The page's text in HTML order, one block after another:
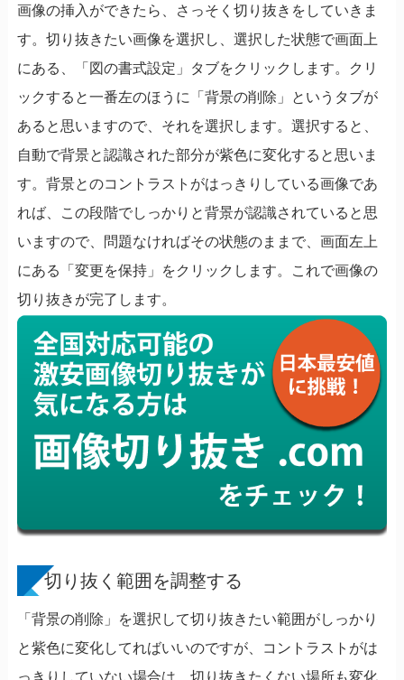
画像の挿入ができたら、さっそく切り抜きをしていきま
す。切り抜きたい画像を選択し、選択した状態で画面上
にある、「図の書式設定」タブをクリックします。クリ
ックすると一番左のほうに「背景の削除」というタブが
あると思いますので、それを選択します。選択すると、
自動で背景と認識された部分が紫色に変化すると思いま
す。背景とのコントラストがはっきりしている画像であ
れば、この段階でしっかりと背景が認識されていると思
いますので、問題なければその状態のままで、画面左上
にある「変更を保持」をクリックします。これで画像の
切り抜きが完了します。
切り抜く範囲を調整する
「背景の削除」を選択して切り抜きたい範囲がしっかり
と紫色に変化してればいいのですが、コントラストがは
っきりしていない場合は、切り抜きたくない場所も変化